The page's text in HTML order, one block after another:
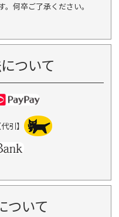
何卒ご了承ください。
ついて
代引】
ついて